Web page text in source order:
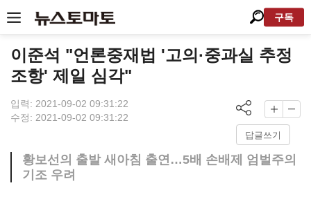
구독
이준석 "언론중재법 '고의·중과실 추정
조항' 제일 심각"
입력: 2021-09-02 09:31:22
수정: 2021-09-02 09:31:22
답글쓰기
황보선의 출발 새아침 출연…5배 손배제 엄벌주의
기조 우려